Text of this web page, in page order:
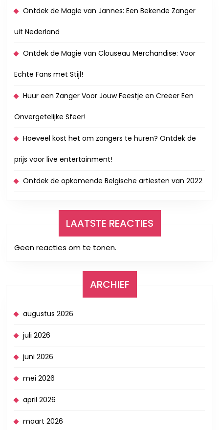
Ontdek de Magie van Jannes: Een Bekende Zanger
uit Nederland
Ontdek de Magie van Clouseau Merchandise: Voor
Echte Fans met Stijl!
Huur een Zanger Voor Jouw Feestje en Creëer Een
Onvergetelijke Sfeer!
Hoeveel kost het om zangers te huren? Ontdek de
prijs voor live entertainment!
Ontdek de opkomende Belgische artiesten van 2022
LAATSTE REACTIES
Geen reacties om te tonen.
ARCHIEF
augustus 2026
juli 2026
juni 2026
mei 2026
april 2026
maart 2026